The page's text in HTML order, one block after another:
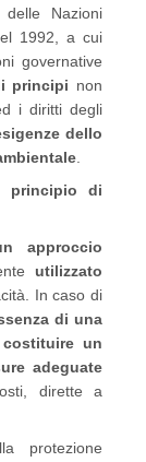
Nazioni
1992, a cui
governative
principi non
i diritti degli
dello
principio di
approccio
utilizzato
In caso di
di una
un
adeguate
dirette a
protezione